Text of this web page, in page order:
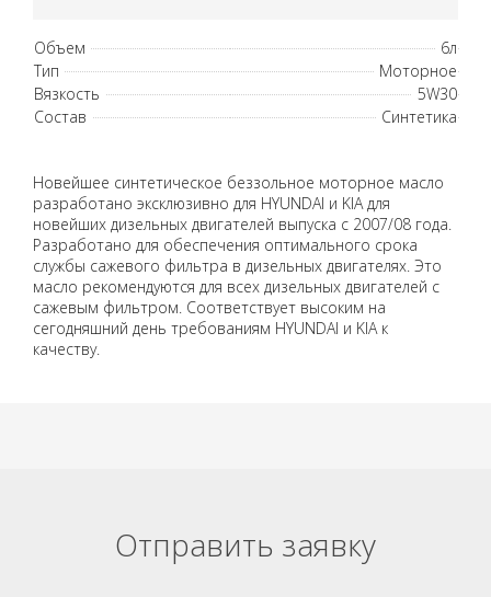
Объем
6л
Тип
Моторное
Вязкость
5W30
Состав
Синтетика
Новейшее синтетическое беззольное моторное масло
разработано эксклюзивно для HYUNDAI и KIA для
новейших дизельных двигателей выпуска с 2007/08 года.
Разработано для обеспечения оптимального срока
службы сажевого фильтра в дизельных двигателях. Это
масло рекомендуются для всех дизельных двигателей с
сажевым фильтром. Соответствует высоким на
сегодняшний день требованиям HYUNDAI и KIA к
качеству.
Отправить заявку